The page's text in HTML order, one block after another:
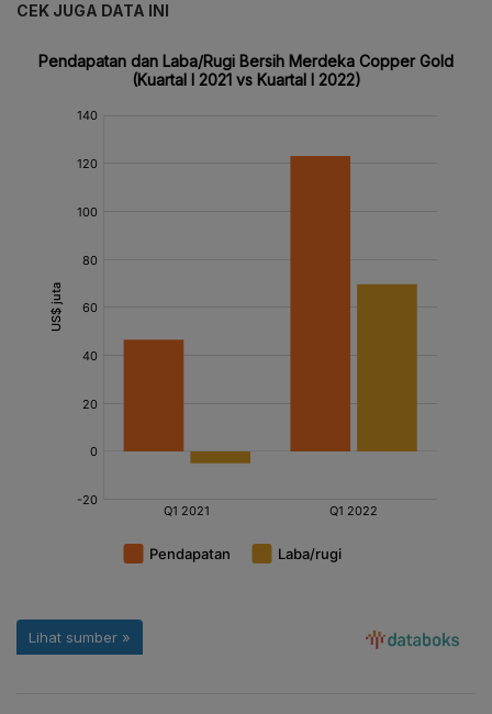
CEK JUGA DATA INI